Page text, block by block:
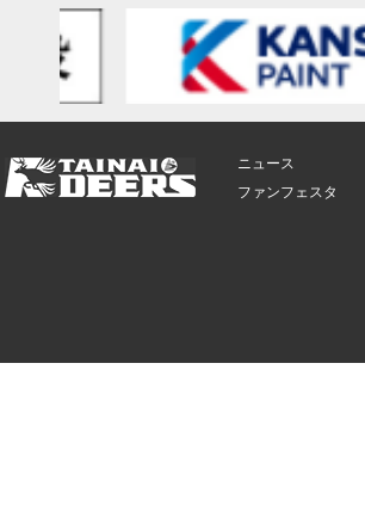
ニュース
ファンフェスタ